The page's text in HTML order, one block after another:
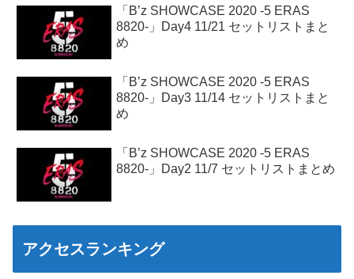
「B’z SHOWCASE 2020 -5 ERAS
8820-」Day4 11/21 セットリストまと
め
「B’z SHOWCASE 2020 -5 ERAS
8820-」Day3 11/14 セットリストまと
め
「B’z SHOWCASE 2020 -5 ERAS
8820-」Day2 11/7 セットリストまとめ
アクセスランキング